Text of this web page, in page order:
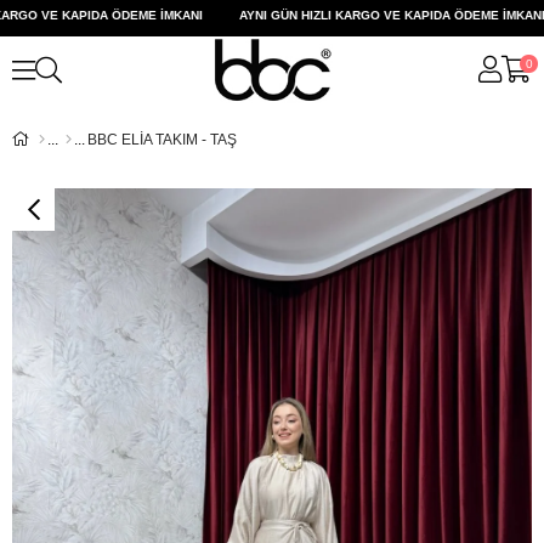
VE KAPIDA ÖDEME İMKANI AYNI GÜN HIZLI KARGO VE KAPIDA ÖDEME İMKANI
0
BBC ELİA TAKIM - TAŞ